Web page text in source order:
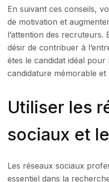
En suivant ces conseils,
de motivation et
l’attention des
désir de contribuer à
êtes le candidat idéal
candidature mémorable et
Utiliser les
sociaux et
Les réseaux sociaux
essentiel dans la